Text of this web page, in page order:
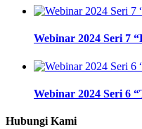
Webinar 2024 Seri 7
Webinar 2024 Seri 6
Hubungi Kami